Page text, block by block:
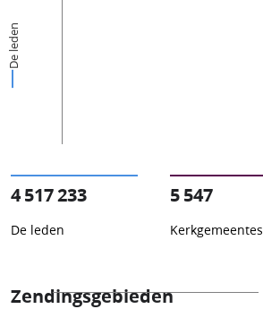
De leden
4 517 233
De leden
5 547
Kerkgemeentes
Zendingsgebieden